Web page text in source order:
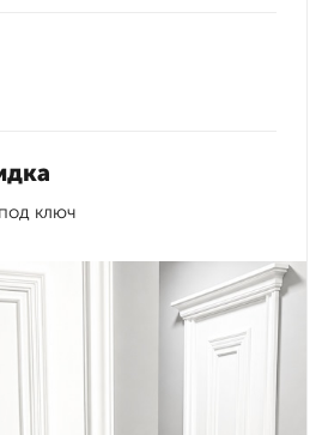
ключ